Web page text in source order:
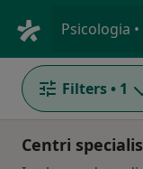
Psicologia
Filters • 1
Centri